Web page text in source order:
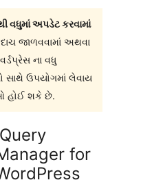
વધુમાં અપડેટ કરવામાં
જાળવવામાં અથવા
ના વધુ
સાથે ઉપયોગમાં લેવાય
હોઈ શકે છે.
for